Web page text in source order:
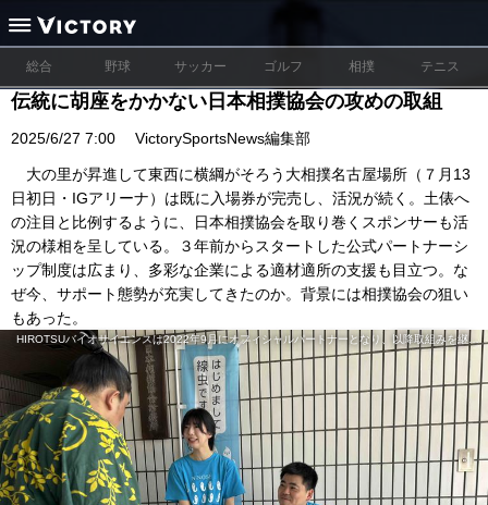
総合 野球 サッカー ゴルフ 相撲 テニス
伝統に胡座をかかない日本相撲協会の攻めの取組
2025/6/27 7:00 VictorySportsNews編集部
大の里が昇進して東西に横綱がそろう大相撲名古屋場所（７月13
日初日・IGアリーナ）は既に入場券が完売し、活況が続く。土俵へ
の注目と比例するように、日本相撲協会を取り巻くスポンサーも活
況の様相を呈している。３年前からスタートした公式パートナーシ
ップ制度は広まり、多彩な企業による適材適所の支援も目立つ。な
ぜ今、サポート態勢が充実してきたのか。背景には相撲協会の狙い
もあった。
HIROTSUバイオサイエンスは2022年9月にオフィシャルパートナーとなり、以降取組みを継続している